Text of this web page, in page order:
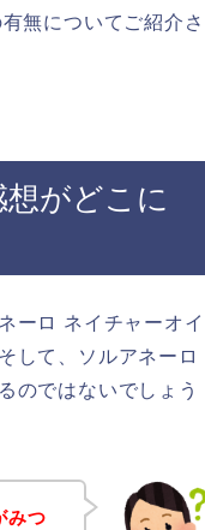
無についてご紹介さ
がどこに
ーロ ネイチャーオイ
して、ソルアネーロ
のではないでしょう
みつ